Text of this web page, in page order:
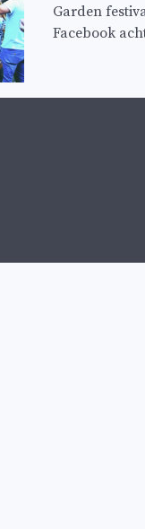
Garden
Facebook